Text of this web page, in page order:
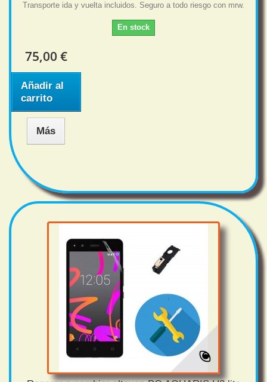
Transporte ida y vuelta incluidos. Seguro a todo riesgo con mrw.
En stock
75,00 €
Añadir al
carrito
Más